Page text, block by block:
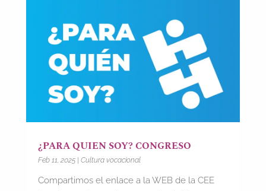
¿PARA QUIEN SOY? CONGRESO
Feb 11, 2025| Cultura vocacional
Compartimos el enlace a la WEB de la CEE